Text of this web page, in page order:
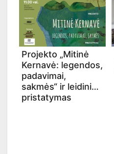
Projekto „Mitinė
Kernavė: legendos,
padavimai,
sakmės“ ir leidinio
pristatymas